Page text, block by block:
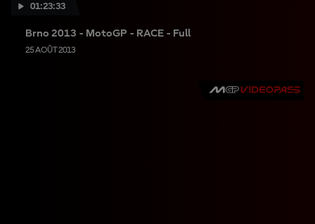
01:23:33
Brno 2013 - MotoGP - RACE - Full
25 AOÛT 2013